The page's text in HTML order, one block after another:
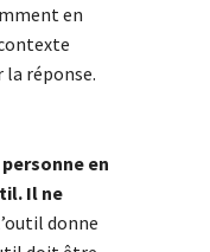
en
réponse.
en
Il ne
donne